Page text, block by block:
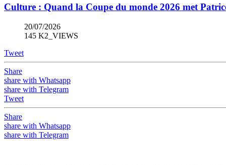
Culture : Quand la Coupe du monde 2026 met
20/07/2026
145 K2_VIEWS
Tweet
Share
share with Whatsapp
share with Telegram
Tweet
Share
share with Whatsapp
share with Telegram